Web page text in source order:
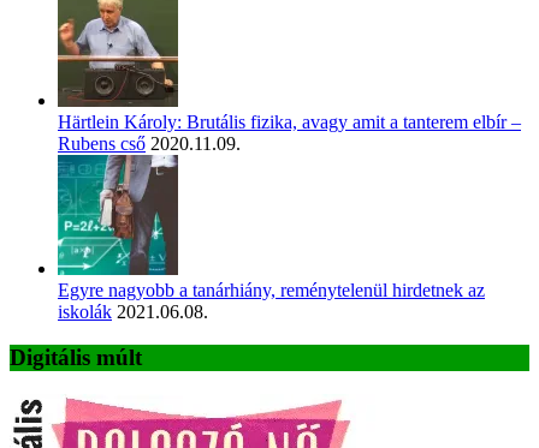
Härtlein Károly: Brutális fizika, avagy amit a tanterem elbír –
Rubens cső 2020.11.09.
Egyre nagyobb a tanárhiány, reménytelenül hirdetnek az
iskolák 2021.06.08.
Digitális múlt